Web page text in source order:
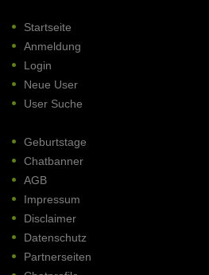
Startseite
Anmeldung
Login
Neue User
User Suche
Geburtstage
Chatbanner
AGB
Impressum
Disclaimer
Datenschutz
Partnerseiten